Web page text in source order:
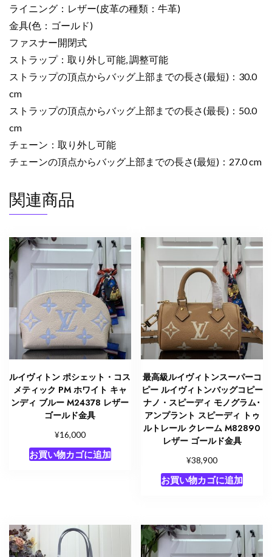
ニ
ム
ゴ
ー
ル
ド
金
具
個
ライニング：レザー(皮革の種類：牛革)
金具(色：ゴールド)
ファスナー開閉式
ストラップ：取り外し可能, 調整可能
ストラップの頂点からバッグ上部までの長さ(最短)：30.0
cm
ストラップの頂点からバッグ上部までの長さ(最長)：50.0
cm
チェーン：取り外し可能
チェーンの頂点からバッグ上部までの長さ(最短)：27.0 cm
関連商品
ルイヴィトン ポシェット・コス
メティック PM ホワイト キャ
ンディ ブルー M24378 レザー
ゴールド金具
¥16,000
お買い物カゴに追加
最高級ルイヴィトンスーパーコ
ピー ルイヴィトンバッグコピー
ナノ・スピーディ モノグラム･
アンプラント スピーディ トゥ
ルトレール クレーム M82890
レザー ゴールド金具
¥38,900
お買い物カゴに追加